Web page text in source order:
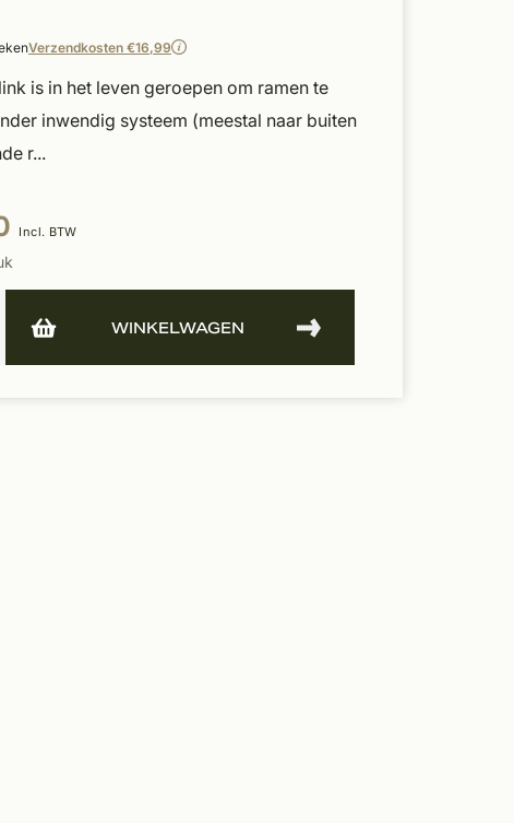
Verzendkosten €16,99
is in het leven geroepen om ramen te
inwendig systeem (meestal naar buiten
r...
Incl. BTW
WINKELWAGEN